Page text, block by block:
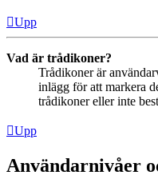
Upp
Vad är trådikoner?
Trådikoner är
inlägg för att markera
trådikoner eller inte
Upp
Användarnivåer